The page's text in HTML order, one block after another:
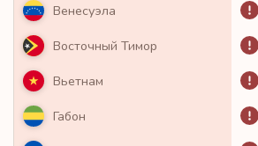
Венесуэла
Восточный Тимор
Вьетнам
Габон